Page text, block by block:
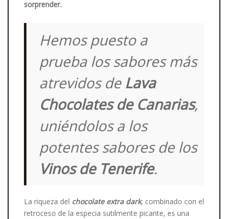
sorprender.
Hemos puesto a
prueba los sabores más
atrevidos de Lava
Chocolates de Canarias,
uniéndolos a los
potentes sabores de los
Vinos de Tenerife.
La riqueza del chocolate extra dark, combinado con el
retroceso de la especia sutilmente picante, es una